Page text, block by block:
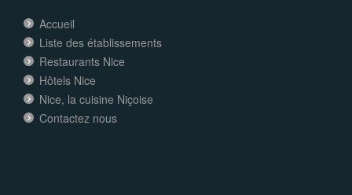
Accueil
Liste des établissements
Restaurants Nice
Hôtels Nice
Nice, la cuisine Niçoise
Contactez nous